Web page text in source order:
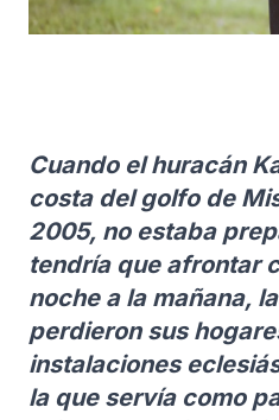
Cuando el huracán
costa del golfo de
2005, no estaba
tendría que afrontar
noche a la mañana,
perdieron sus
instalaciones
la que servía como